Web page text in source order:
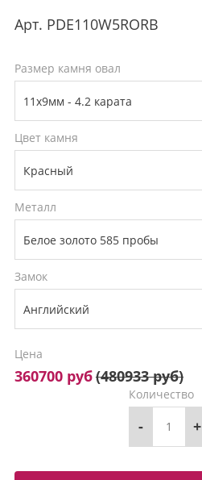
Арт. PDE110W5RORB
Размер камня овал
Цвет камня
Металл
Замок
Цена
360700 руб(480933 руб)
Количество
- +